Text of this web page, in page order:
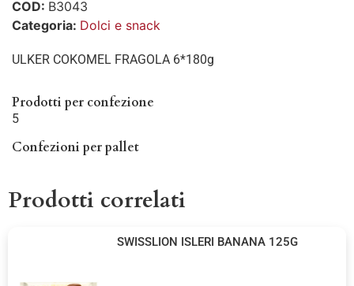
COD: B3043
Categoria: Dolci e snack
ULKER COKOMEL FRAGOLA 6*180g
Prodotti per confezione
5
Confezioni per pallet
Prodotti correlati
SWISSLION ISLERI BANANA 125G